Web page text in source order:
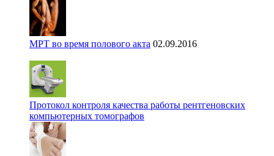
МРТ во время полового акта 02.09.2016
Протокол контроля качества работы рентгеновских
компьютерных томографов